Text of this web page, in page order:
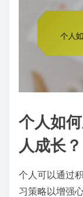
个人如
人成长？
个人可以通过
习策略以增强